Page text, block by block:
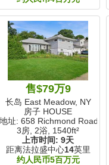
售$79万9
长岛 East Meadow, NY
房子 HOUSE
地址: 658 Richmond Road
3房, 2浴, 1540ft²
上市时间:9天
距离法拉盛中心14英里
约人民币5百万元